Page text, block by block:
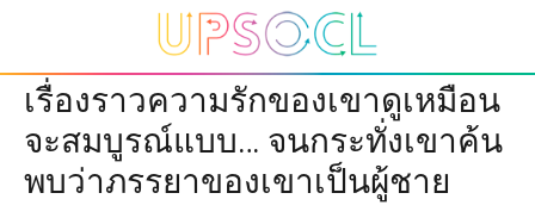
เรื่องราวความรักของเขาดูเหมือน
จะสมบูรณ์แบบ… จนกระทั่งเขาค้น
พบว่าภรรยาของเขาเป็นผู้ชาย